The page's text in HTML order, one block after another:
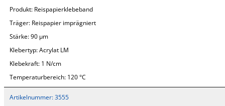
Produkt: Reispapierklebeband
Träger: Reispapier imprägniert
Stärke:90 µm
Klebertyp:Acrylat LM
Klebekraft: 1 N/cm
Temperaturbereich: 120 °C
Artikelnummer:3555